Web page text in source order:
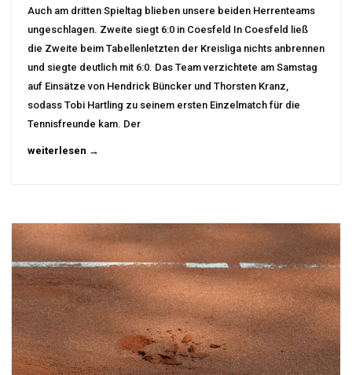
Auch am dritten Spieltag blieben unsere beiden Herrenteams
ungeschlagen. Zweite siegt 6:0 in Coesfeld In Coesfeld ließ
die Zweite beim Tabellenletzten der Kreisliga nichts anbrennen
und siegte deutlich mit 6:0. Das Team verzichtete am Samstag
auf Einsätze von Hendrick Büncker und Thorsten Kranz,
sodass Tobi Hartling zu seinem ersten Einzelmatch für die
Tennisfreunde kam. Der
weiterlesen →